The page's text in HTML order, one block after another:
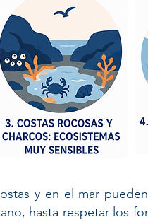
y en el mar
hasta respetar los